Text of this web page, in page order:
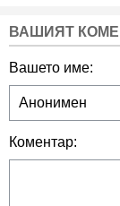
ВАШИЯТ
Вашето име:
Коментар: